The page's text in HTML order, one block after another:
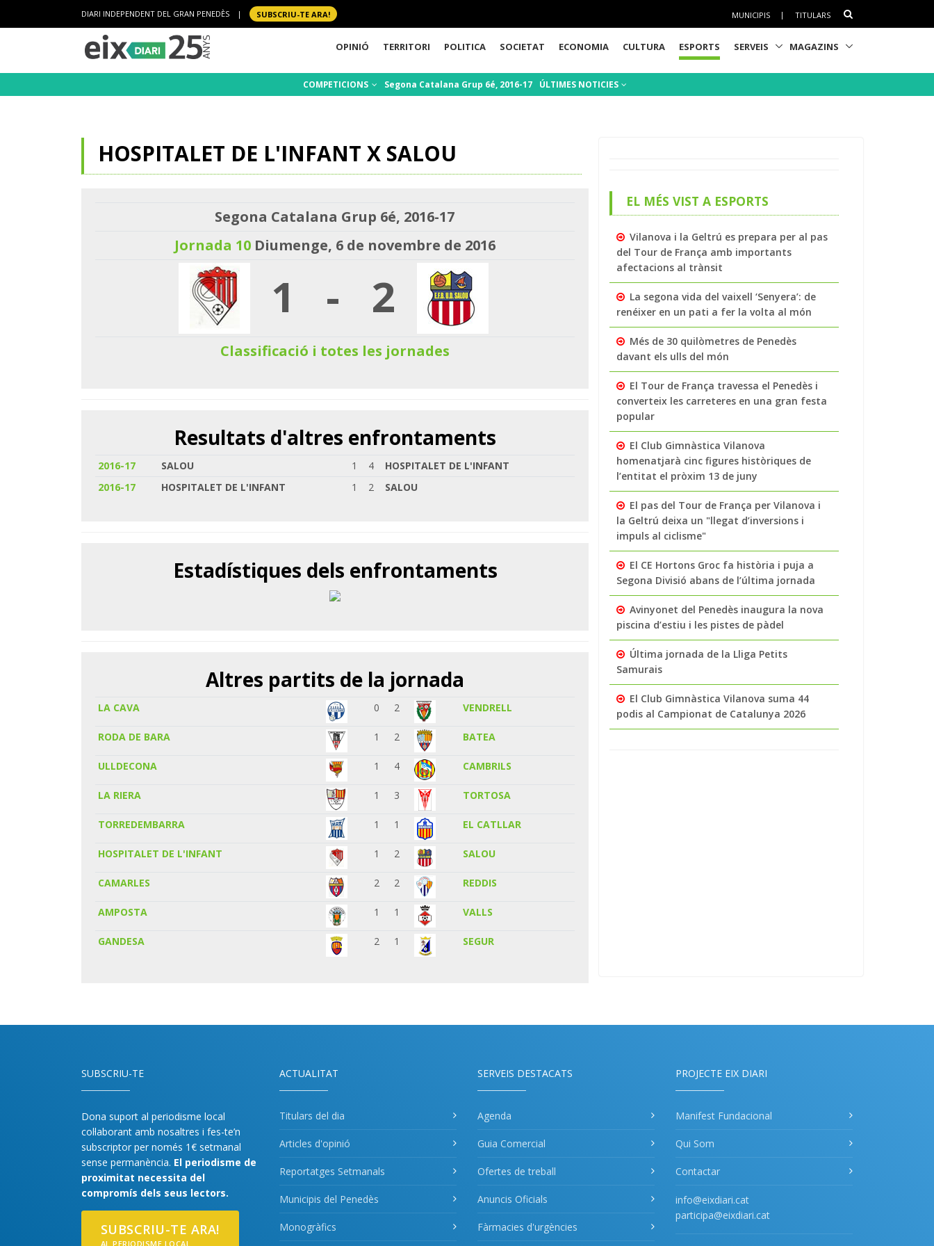
DIARI INDEPENDENT DEL GRAN PENEDÈS | SUBSCRIU-TE ARA! MUNICIPIS | TITULARS
OPINIÓ TERRITORI POLITICA SOCIETAT ECONOMIA CULTURA ESPORTS SERVEIS MAGAZINS
COMPETICIONS Segona Catalana Grup 6é, 2016-17 ÚLTIMES NOTICIES
HOSPITALET DE L'INFANT X SALOU
Segona Catalana Grup 6é, 2016-17
Jornada 10Diumenge, 6 de novembre de 2016
1 - 2
Classificació i totes les jornades
Resultats d'altres enfrontaments
2016-17 SALOU 1 4
HOSPITALET DE L'INFANT
2016-17
HOSPITALET DE L'INFANT 1 2 SALOU
Estadístiques dels enfrontaments
Altres partits de la jornada
LA CAVA 0 2 VENDRELL
RODA DE BARA 1 2 BATEA
ULLDECONA 1 4 CAMBRILS
LA RIERA 1 3 TORTOSA
TORREDEMBARRA 1 1 EL CATLLAR
HOSPITALET DE L'INFANT 1 2 SALOU
CAMARLES 2 2 REDDIS
AMPOSTA 1 1 VALLS
GANDESA 2 1 SEGUR
EL MÉS VIST A ESPORTS
Vilanova i la Geltrú es prepara per al pas
del Tour de França amb importants
afectacions al trànsit
La segona vida del vaixell ‘Senyera’: de
renéixer en un pati a fer la volta al món
Més de 30 quilòmetres de Penedès
davant els ulls del món
El Tour de França travessa el Penedès i
converteix les carreteres en una gran festa
popular
El Club Gimnàstica Vilanova
homenatjarà cinc figures històriques de
l’entitat el pròxim 13 de juny
El pas del Tour de França per Vilanova i
la Geltrú deixa un "llegat d’inversions i
impuls al ciclisme"
El CE Hortons Groc fa història i puja a
Segona Divisió abans de l’última jornada
Avinyonet del Penedès inaugura la nova
piscina d’estiu i les pistes de pàdel
Última jornada de la Lliga Petits
Samurais
El Club Gimnàstica Vilanova suma 44
podis al Campionat de Catalunya 2026
SUBSCRIU-TE
Dona suport al periodisme local
col·laborant amb nosaltres i fes-te’n
subscriptor per només 1€ setmanal
sense permanència. El periodisme de
proximitat necessita del
compromís dels seus lectors.
SUBSCRIU-TE ARA!
AL PERIODISME LOCAL
ACTUALITAT
Titulars del dia
Articles d'opinió
Reportatges Setmanals
Municipis del Penedès
Monogràfics
SERVEIS DESTACATS
Agenda
Guia Comercial
Ofertes de treball
Anuncis Oficials
Fàrmacies d'urgències
PROJECTE EIX DIARI
Manifest Fundacional
Qui Som
Contactar
info@eixdiari.cat
participa@eixdiari.cat